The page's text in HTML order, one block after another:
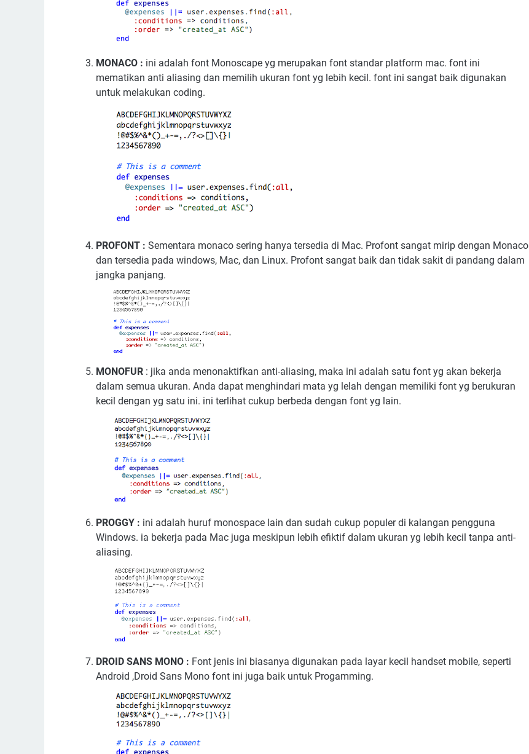
MONACO : ini adalah font Monoscape yg merupakan font standar platform mac. font ini
mematikan anti aliasing dan memilih ukuran font yg lebih kecil. font ini sangat baik digunakan
untuk melakukan coding.
PROFONT : Sementara monaco sering hanya tersedia di Mac. Profont sangat mirip dengan Monaco
dan tersedia pada windows, Mac, dan Linux. Profont sangat baik dan tidak sakit di pandang dalam
jangka panjang.
MONOFUR : jika anda menonaktifkan anti-aliasing, maka ini adalah satu font yg akan bekerja
dalam semua ukuran. Anda dapat menghindari mata yg lelah dengan memiliki font yg berukuran
kecil dengan yg satu ini. ini terlihat cukup berbeda dengan font yg lain.
PROGGY : ini adalah huruf monospace lain dan sudah cukup populer di kalangan pengguna
Windows. ia bekerja pada Mac juga meskipun lebih efiktif dalam ukuran yg lebih kecil tanpa anti-
aliasing.
DROID SANS MONO : Font jenis ini biasanya digunakan pada layar kecil handset mobile, seperti
Android ,Droid Sans Mono font ini juga baik untuk Progamming.